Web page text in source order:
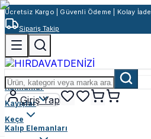
Ücretsiz Kargo | Güvenli Ödeme | Kolay İade
Sipariş Takip
Giriş Yap
Rulmanlar
Kayışlar
Keçe
Kalıp Elemanları